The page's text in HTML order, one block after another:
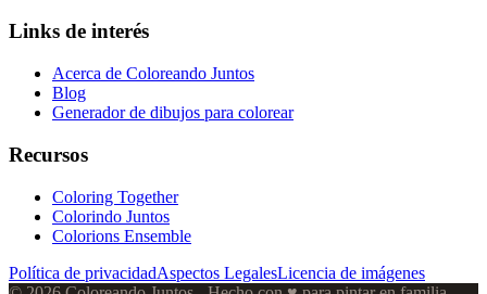
Links de interés
Acerca de Coloreando Juntos
Blog
Generador de dibujos para colorear
Recursos
Coloring Together
Colorindo Juntos
Colorions Ensemble
Política de privacidadAspectos LegalesLicencia de imágenes